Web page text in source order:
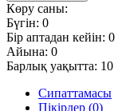
Көру саны:
Бүгін: 0
Бір аптадан кейін: 0
Айына: 0
Барлық уақытта: 10
Сипаттамасы
Пікірлер (0)